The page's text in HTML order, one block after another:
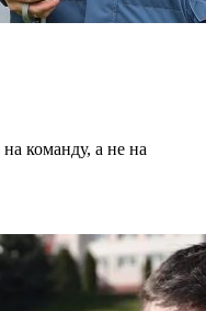
команду, а не на